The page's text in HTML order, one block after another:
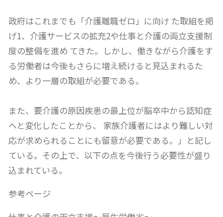
政府はこれまでも「介護離職ゼロ」に向け た取組を掲
げ1、介護サービスの拡充2や仕事と介護の両立支援制
度の整備を進め てきた。しかし、働きながら介護をす
る労働者は今後もさらに増え続けると見込まれるた
め、より一層の取組が必要である。
また、要介護の原因疾患の最上位が脳卒中から認知症
へと変化したことから、 家族介護者にはより難しい対
応が求められることにも留意が必要である。」と記し
ている。その上で、以下の点を今後行う必要性が盛り
込まれている。
参考ページ